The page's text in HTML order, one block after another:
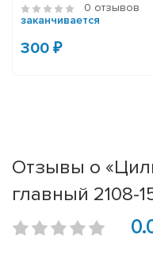
0 отзывов
заканчивается
300 ₽
Отзывы о
главный 2108-